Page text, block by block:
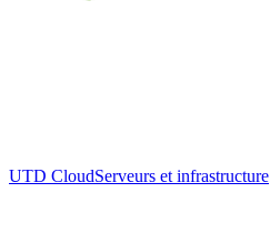
UTD CloudServeurs et infrastructure